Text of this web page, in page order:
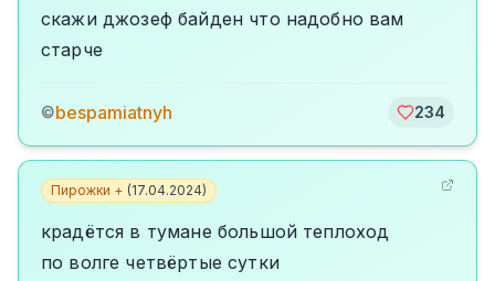
скажи джозеф байден что надобно вам
старче
©bespamiatnyh 234
Пирожки + (17.04.2024)
крадётся в тумане большой теплоход
по волге четвёртые сутки